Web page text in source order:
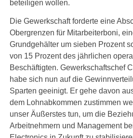
beteiligen wollen.
Die Gewerkschaft forderte eine
Obergrenzen für Mitarbeiterboni,
Grundgehälter um sieben Prozent
von 15 Prozent des jährlichen
Beschäftigten. Gewerkschaftschef
habe sich nun auf die
Sparten geeinigt. Er gehe davon
dem Lohnabkommen zustimmen
unser Äußerstes tun, um die
Arbeitnehmern und Management